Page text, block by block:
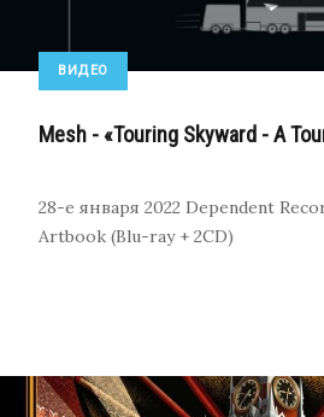
ВИДЕО
Mesh - «Touring Skyward - A
28-е января 2022 Dependent
Artbook (Blu-ray + 2CD)